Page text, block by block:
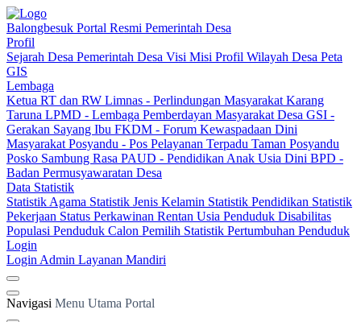
Balongbesuk Portal Resmi Pemerintah Desa
Profil
Sejarah Desa Pemerintah Desa Visi Misi Profil Wilayah Desa Peta
GIS
Lembaga
Ketua RT dan RW Limnas - Perlindungan Masyarakat Karang
Taruna LPMD - Lembaga Pemberdayan Masyarakat Desa GSI -
Gerakan Sayang Ibu FKDM - Forum Kewaspadaan Dini
Masyarakat Posyandu - Pos Pelayanan Terpadu Taman Posyandu
Posko Sambung Rasa PAUD - Pendidikan Anak Usia Dini BPD -
Badan Permusyawaratan Desa
Data Statistik
Statistik Agama Statistik Jenis Kelamin Statistik Pendidikan Statistik
Pekerjaan Status Perkawinan Rentan Usia Penduduk Disabilitas
Populasi Penduduk Calon Pemilih Statistik Pertumbuhan Penduduk
Login
Login Admin Layanan Mandiri
Navigasi Menu Utama Portal